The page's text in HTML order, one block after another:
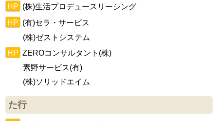
HP (株)生活プロデュースリーシング
HP (有)セラ・サービス
(株)ゼストシステム
HP ZEROコンサルタント(株)
素野サービス(有)
(株)ソリッドエイム
た行